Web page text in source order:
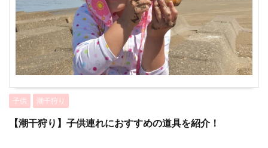
子供 潮干狩り
【潮干狩り】子供連れにおすすめの道具を紹介！